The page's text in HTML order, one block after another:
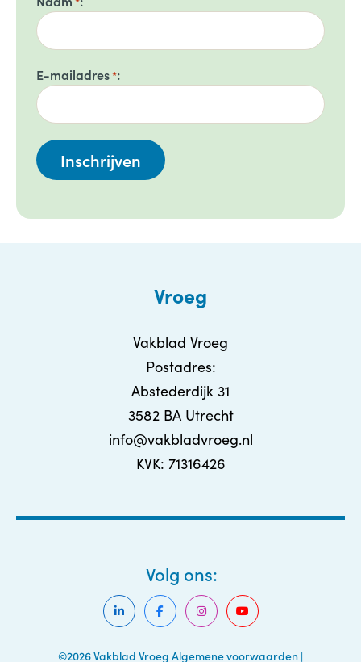
E-mailadres*
Vroeg
Vakblad Vroeg
Postadres:
Abstederdijk 31
3582 BA Utrecht
info@vakbladvroeg.nl
KVK: 71316426
©2026 Vakblad Vroeg Algemene voorwaarden |
Volg ons: